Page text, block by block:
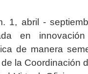
1, abril -
en
de manera
la Coordinación